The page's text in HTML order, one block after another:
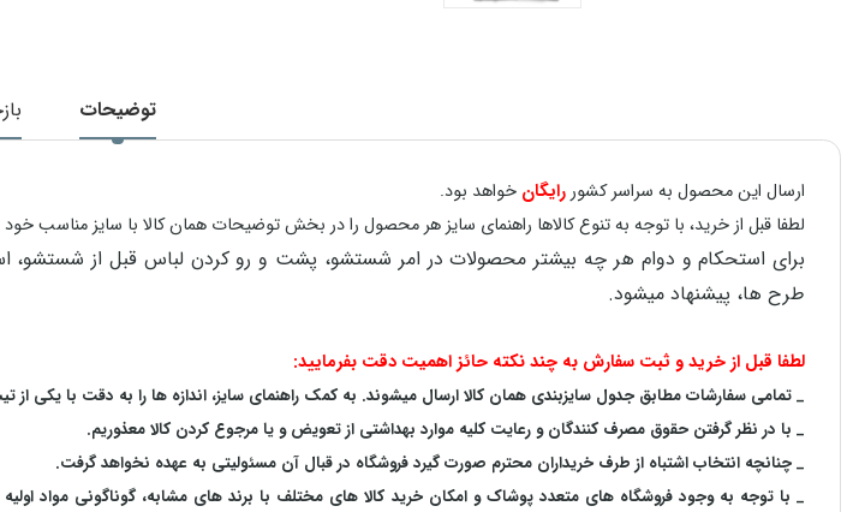
توضیحات
ارسال این محصول به سراسر کشوررایگان خواهد بود.
لطفا قبل از خرید، با توجه به تنوع کالاها راهنمای سایز هر محصول را در بخش توضیحات همان کالا با سایز مناسب
طرح ها، پیشنهاد میشود.
لطفا قبل از خرید و ثبت سفارش به چند نکته حائز اهمیت دقت بفرمایید:
_ تمامی سفارشات مطابق جدول سایزبندی همان کالا ارسال میشوند. به کمک راهنمای سایز، اندازه ها را به دقت با یکی
_ با در نظر گرفتن حقوق مصرف کنندگان و رعایت کلیه موارد بهداشتی از تعویض و یا مرجوع کردن کالا معذوریم.
_ چنانچه انتخاب اشتباه از طرف خریداران محترم صورت گیرد فروشگاه در قبال آن مسئولیتی به عهده نخواهد گرفت.
_ با توجه به‌ وجود فروشگاه های متعدد‌ پوشاک و امکان خرید کالا های مختلف با برند های مشابه، گوناگونی مواد